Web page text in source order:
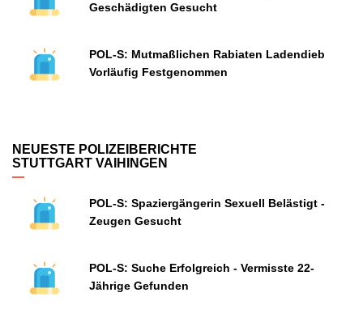
Geschädigten Gesucht
POL-S: Mutmaßlichen Rabiaten Ladendieb
Vorläufig Festgenommen
NEUESTE POLIZEIBERICHTE
STUTTGART VAIHINGEN
POL-S: Spaziergängerin Sexuell Belästigt -
Zeugen Gesucht
POL-S: Suche Erfolgreich - Vermisste 22-
Jährige Gefunden